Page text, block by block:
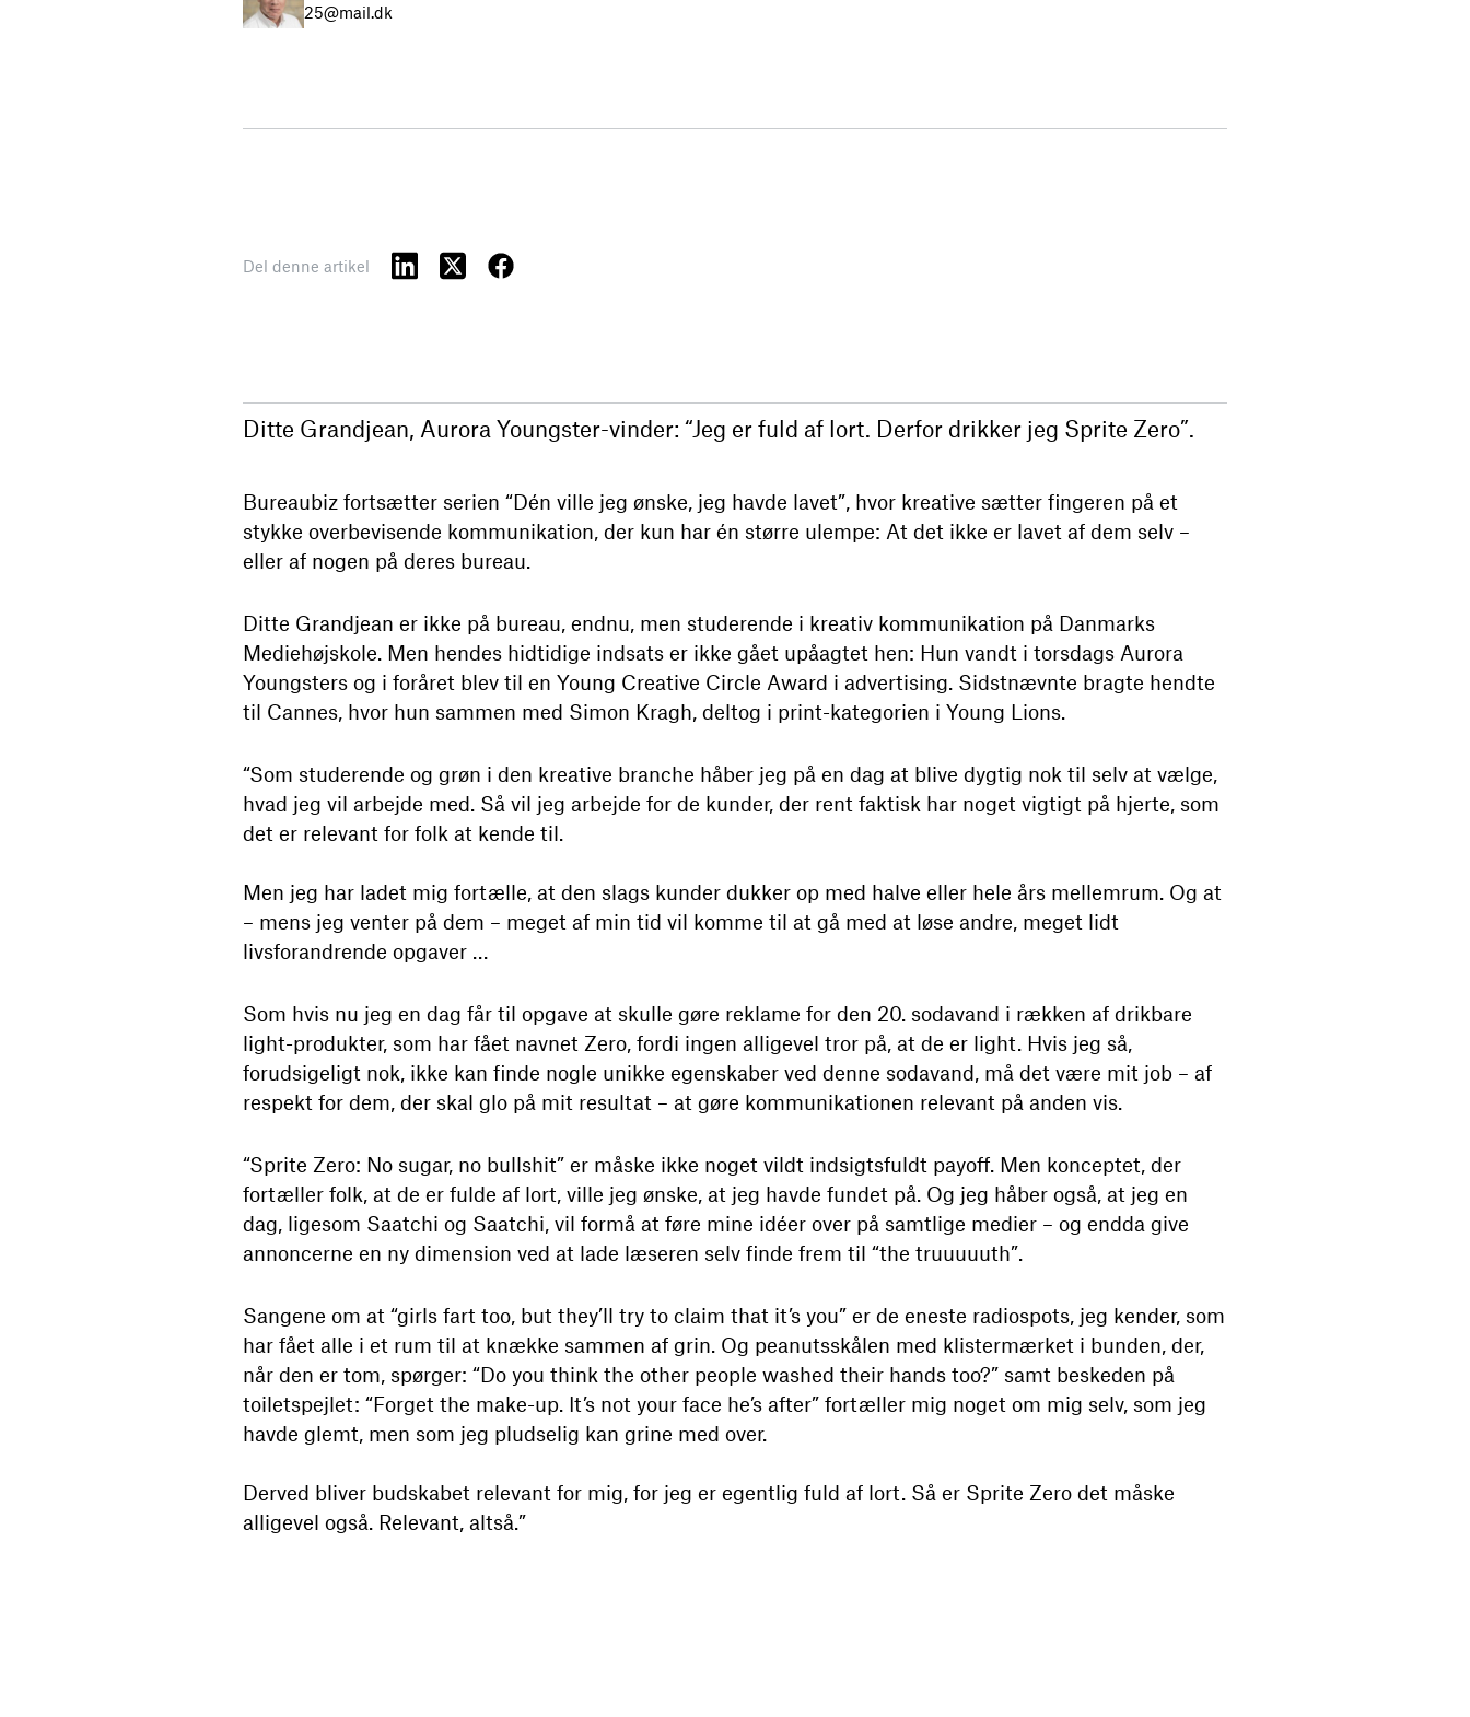
25@mail.dk
Del denne artikel
Ditte Grandjean, Aurora Youngster-vinder: “Jeg er fuld af lort. Derfor drikker jeg Sprite Zero”.
Bureaubiz fortsætter serien “Dén ville jeg ønske, jeg havde lavet”, hvor kreative sætter fingeren på et
stykke overbevisende kommunikation, der kun har én større ulempe: At det ikke er lavet af dem selv –
eller af nogen på deres bureau.
Ditte Grandjean er ikke på bureau, endnu, men studerende i kreativ kommunikation på Danmarks
Mediehøjskole. Men hendes hidtidige indsats er ikke gået upåagtet hen: Hun vandt i torsdags Aurora
Youngsters og i foråret blev til en Young Creative Circle Award i advertising. Sidstnævnte bragte hendte
til Cannes, hvor hun sammen med Simon Kragh, deltog i print-kategorien i Young Lions.
“Som studerende og grøn i den kreative branche håber jeg på en dag at blive dygtig nok til selv at vælge,
hvad jeg vil arbejde med. Så vil jeg arbejde for de kunder, der rent faktisk har noget vigtigt på hjerte, som
det er relevant for folk at kende til.
Men jeg har ladet mig fortælle, at den slags kunder dukker op med halve eller hele års mellemrum. Og at
– mens jeg venter på dem – meget af min tid vil komme til at gå med at løse andre, meget lidt
livsforandrende opgaver …
Som hvis nu jeg en dag får til opgave at skulle gøre reklame for den 20. sodavand i rækken af drikbare
light-produkter, som har fået navnet Zero, fordi ingen alligevel tror på, at de er light. Hvis jeg så,
forudsigeligt nok, ikke kan finde nogle unikke egenskaber ved denne sodavand, må det være mit job – af
respekt for dem, der skal glo på mit resultat – at gøre kommunikationen relevant på anden vis.
“Sprite Zero: No sugar, no bullshit” er måske ikke noget vildt indsigtsfuldt payoff. Men konceptet, der
fortæller folk, at de er fulde af lort, ville jeg ønske, at jeg havde fundet på. Og jeg håber også, at jeg en
dag, ligesom Saatchi og Saatchi, vil formå at føre mine idéer over på samtlige medier – og endda give
annoncerne en ny dimension ved at lade læseren selv finde frem til “the truuuuuth”.
Sangene om at “girls fart too, but they’ll try to claim that it’s you” er de eneste radiospots, jeg kender, som
har fået alle i et rum til at knække sammen af grin. Og peanutsskålen med klistermærket i bunden, der,
når den er tom, spørger: “Do you think the other people washed their hands too?” samt beskeden på
toiletspejlet: “Forget the make-up. It’s not your face he’s after” fortæller mig noget om mig selv, som jeg
havde glemt, men som jeg pludselig kan grine med over.
Derved bliver budskabet relevant for mig, for jeg er egentlig fuld af lort. Så er Sprite Zero det måske
alligevel også. Relevant, altså.”